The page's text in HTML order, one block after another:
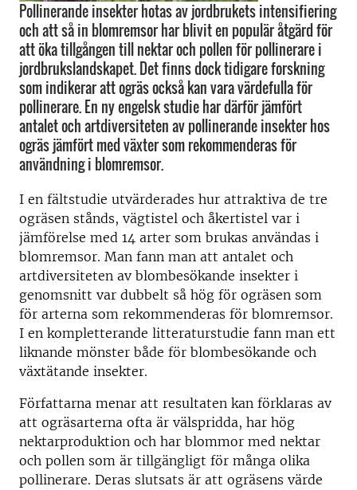
Pollinerande insekter hotas av jordbrukets intensifiering
och att så in blomremsor har blivit en populär åtgärd för
att öka tillgången till nektar och pollen för pollinerare i
jordbrukslandskapet. Det finns dock tidigare forskning
som indikerar att ogräs också kan vara värdefulla för
pollinerare. En ny engelsk studie har därför jämfört
antalet och artdiversiteten av pollinerande insekter hos
ogräs jämfört med växter som rekommenderas för
användning i blomremsor.
I en fältstudie utvärderades hur attraktiva de tre
ogräsen stånds, vägtistel och åkertistel var i
jämförelse med 14 arter som brukas användas i
blomremsor. Man fann man att antalet och
artdiversiteten av blombesökande insekter i
genomsnitt var dubbelt så hög för ogräsen som
för arterna som rekommenderas för blomremsor.
I en kompletterande litteraturstudie fann man ett
liknande mönster både för blombesökande och
växtätande insekter.
Författarna menar att resultaten kan förklaras av
att ogräsarterna ofta är välspridda, har hög
nektarproduktion och har blommor med nektar
och pollen som är tillgängligt för många olika
pollinerare. Deras slutsats är att ogräsens värde